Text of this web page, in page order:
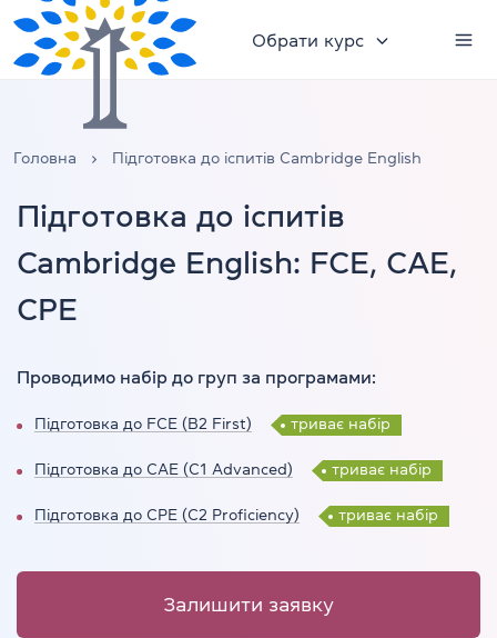
Обрати курс
Головна Підготовка до іспитів Cambridge English
Підготовка до іспитів
Cambridge English: FCE, CAE,
CPE
Проводимо набір до груп за програмами:
Підготовка до FCE (B2 First) триває набір
Підготовка до CAE (C1 Advanced) триває набір
Підготовка до CPE (C2 Proficiency) триває набір
Залишити заявку